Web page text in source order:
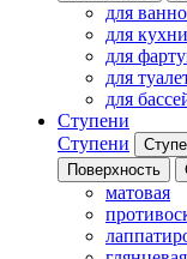
для
для кухни
для
для
для
Ступени
Ступени
Поверхность
матовая